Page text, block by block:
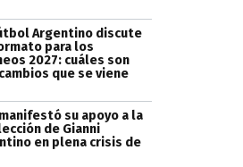
Argentino discute
para los
2027: cuáles son
que se viene
manifestó su apoyo a la
de Gianni
en plena crisis de